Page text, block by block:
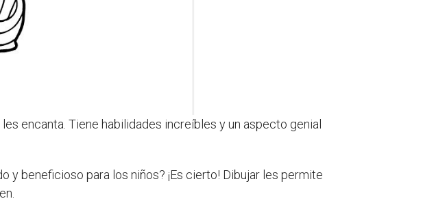
encanta. Tiene habilidades increíbles y un aspecto genial
y beneficioso para los niños? ¡Es cierto! Dibujar les permite